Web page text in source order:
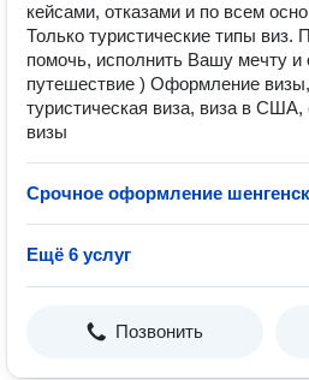
кейсами, отказами и по всем
Только туристические типы виз.
помочь, исполнить Вашу мечту и
путешествие ) Оформление
туристическая виза, виза в
визы
Срочное оформление
Ещё 6 услуг
Позвонить